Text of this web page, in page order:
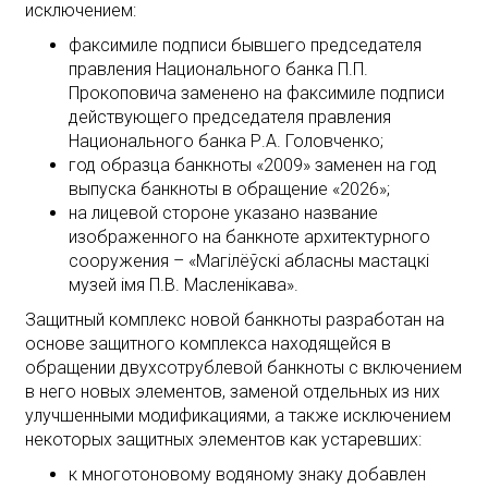
исключением:
факсимиле подписи бывшего председателя
правления Национального банка П.П.
Прокоповича заменено на факсимиле подписи
действующего председателя правления
Национального банка Р.А. Головченко;
год образца банкноты «2009» заменен на год
выпуска банкноты в обращение «2026»;
на лицевой стороне указано название
изображенного на банкноте архитектурного
сооружения – «Магілёўскі абласны мастацкі
музей імя П.В. Масленікава».
Защитный комплекс новой банкноты разработан на
основе защитного комплекса находящейся в
обращении двухсотрублевой банкноты с включением
в него новых элементов, заменой отдельных из них
улучшенными модификациями, а также исключением
некоторых защитных элементов как устаревших:
к многотоновому водяному знаку добавлен